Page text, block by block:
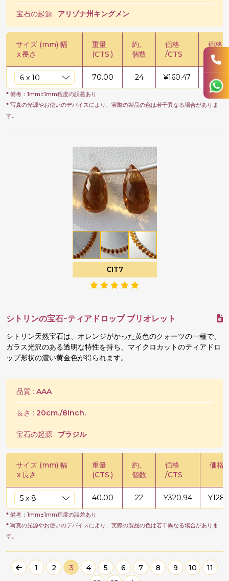
宝石の起源 : アリゾナ州キングメン
サイズ (mm) 幅
x長さ
重量
(CTS.)
約。
個数
価格
/CTS
価格 /
70.00 24 ¥160.47
* 備考：1mm±1mm程度の誤差あり
* 写真の光源やお使いのデバイスにより、実際の製品の色は若干異なる場合がありま
す。
CIT7
シトリンの宝石-ティアドロップ ブリオレット
シトリン天然宝石は、オレンジがかった黄色のクォーツの一種で、
ガラス光沢のある透明な特性を持ち、マイクロカットのティアドロ
ップ形状の濃い黄金色が得られます。
品質 : AAA
長さ : 20cm./8Inch.
宝石の起源 : ブラジル
サイズ (mm) 幅
x長さ
重量
(CTS.)
約。
個数
価格
/CTS
価格
40.00 22 ¥320.94 ¥
* 備考：1mm±1mm程度の誤差あり
* 写真の光源やお使いのデバイスにより、実際の製品の色は若干異なる場合がありま
す。
1 2 3 4 5 6 7 8 9 10
11